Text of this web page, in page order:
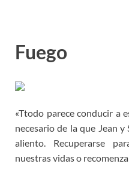
Fuego
«Ttodo parece conducir a
necesario de la que Jean
aliento. Recuperarse
nuestras vidas o